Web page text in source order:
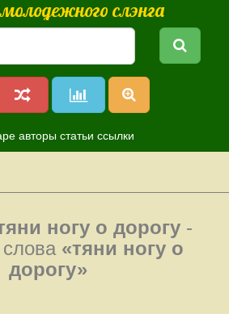
слэнга
авторы статьи ссылки
ногу о дорогу -
«тяни ногу о
дорогу»